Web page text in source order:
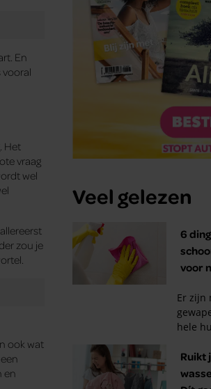
En
vooral
Het
vraag
wel
zou je
ook wat
en